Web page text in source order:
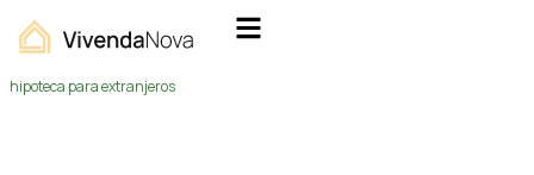
Home
Blog
Compra de propiedad en la Costa Brava en 2026: proceso, impuestos e
hipoteca para extranjeros